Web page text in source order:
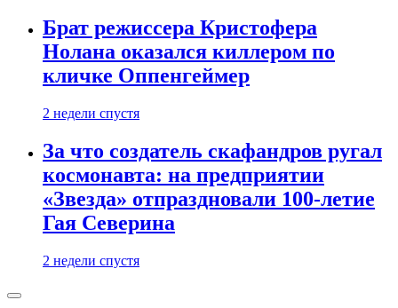
Брат режиссера Кристофера
Нолана оказался киллером по
кличке Оппенгеймер
2 недели спустя
За что создатель скафандров ругал
космонавта: на предприятии
«Звезда» отпраздновали 100-летие
Гая Северина
2 недели спустя